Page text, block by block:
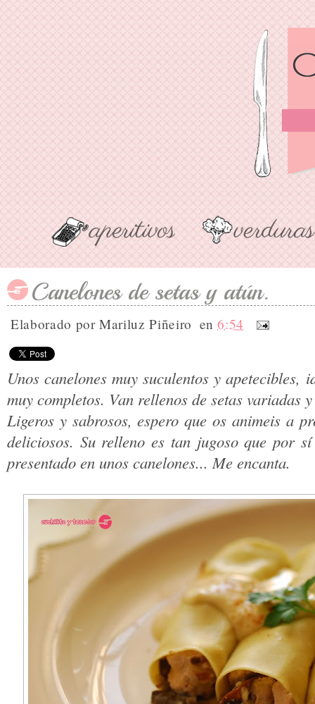
Canelones de setas y atún.
Elaborado porMariluz Piñeiro en6:54
Unos canelones muy suculentos y apetecibles,
muy completos. Van rellenos de setas variadas
Ligeros y sabrosos, espero que os animeis a
deliciosos. Su relleno es tan jugoso que por
presentado en unos canelones... Me encanta.